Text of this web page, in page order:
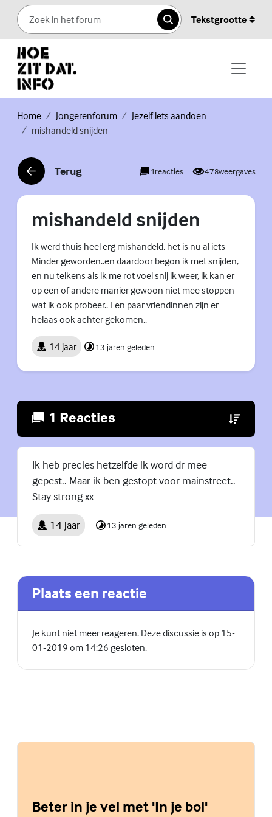
Skip to content
Zoeken
Tekstgrootte
Home(Externe link)
Jongerenforum(Externe link)
Jezelf iets aandoen
mishandeld snijden
Terug
(Externe link) 1reacties 478weergaves
mishandeld snijden
Ik werd thuis heel erg mishandeld, het is nu al iets
Minder geworden..en daardoor begon ik met snijden,
en nu telkens als ik me rot voel snij ik weer, ik kan er
op een of andere manier gewoon niet mee stoppen
wat ik ook probeer.. Een paar vriendinnen zijn er
helaas ook achter gekomen..
14 jaar 13 jaren geleden
1 Reacties (Externe
Ik heb precies hetzelfde ik word dr mee
gepest.. Maar ik ben gestopt voor mainstreet..
Stay strong xx
14 jaar 13 jaren geleden
Plaats een reactie
Je kunt niet meer reageren. Deze discussie is op 15-
01-2019 om 14:26 gesloten.
Beter in je vel met 'In je bol'